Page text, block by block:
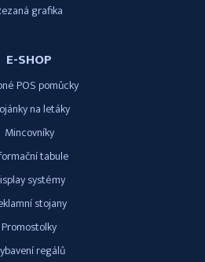
grafika
E-SHOP
POS pomůcky
na letáky
Mincovníky
tabule
systémy
stojany
Promostolky
regálů